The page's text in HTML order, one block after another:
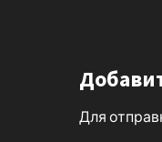
Для